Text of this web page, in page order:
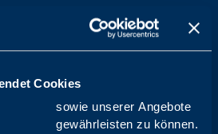
Cookies
Auf unsere Mitarbeitenden, die
jeden Tag alles für Sie geben,